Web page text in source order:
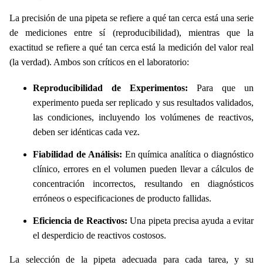
La precisión de una pipeta se refiere a qué tan cerca está una serie
de mediciones entre sí (reproducibilidad), mientras que la
exactitud se refiere a qué tan cerca está la medición del valor real
(la verdad). Ambos son críticos en el laboratorio:
Reproducibilidad de Experimentos: Para que un
experimento pueda ser replicado y sus resultados validados,
las condiciones, incluyendo los volúmenes de reactivos,
deben ser idénticas cada vez.
Fiabilidad de Análisis: En química analítica o diagnóstico
clínico, errores en el volumen pueden llevar a cálculos de
concentración incorrectos, resultando en diagnósticos
erróneos o especificaciones de producto fallidas.
Eficiencia de Reactivos: Una pipeta precisa ayuda a evitar
el desperdicio de reactivos costosos.
La selección de la pipeta adecuada para cada tarea, y su